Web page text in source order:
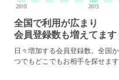
全国で利用が広まり
会員登録数も増えてます
日々増加する会員登録数。全国
つでもどこでもお相手を探せます